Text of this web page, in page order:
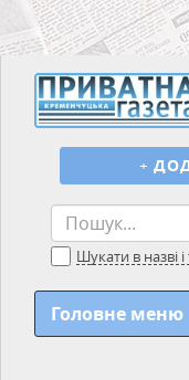
Шукати в назві
+
Головне меню